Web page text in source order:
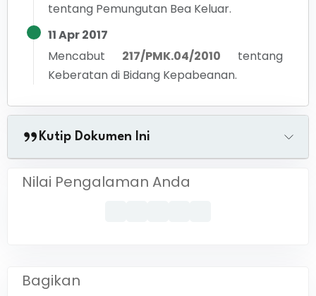
tentang Pemungutan Bea Keluar.
11 Apr 2017
Mencabut
217/PMK.04/2010
tentang
Keberatan di Bidang Kepabeanan.
Kutip Dokumen Ini
Nilai Pengalaman Anda
Bagikan